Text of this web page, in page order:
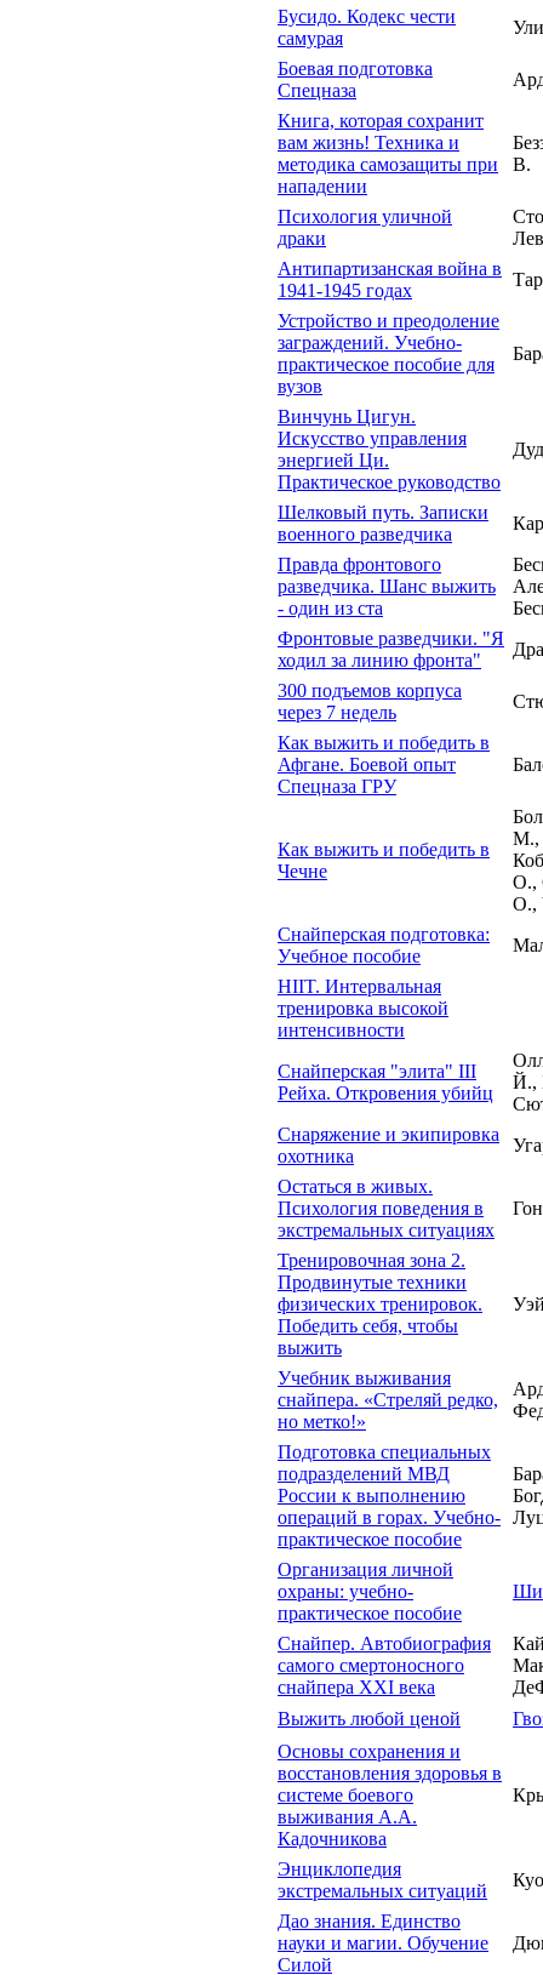
Бусидо. Кодекс чести
самурая
Боевая подготовка
Спецназа
Книга, которая сохранит
вам жизнь! Техника и
методика самозащиты при
нападении
В.
Психология уличной
драки
Антипартизанская война в
1941-1945 годах
Устройство и преодоление
заграждений. Учебно-
практическое пособие для
вузов
Винчунь Цигун.
Искусство управления
энергией Ци.
Практическое руководство
Шелковый путь. Записки
военного разведчика
Правда фронтового
разведчика. Шанс выжить
- один из ста
Фронтовые разведчики. "Я
ходил за линию фронта"
300 подъемов корпуса
через 7 недель
Как выжить и победить в
Афгане. Боевой опыт
Спецназа ГРУ
Как выжить и победить в
Чечне
М.,
О.,
О.,
Снайперская подготовка:
Учебное пособие
HIIT. Интервальная
тренировка высокой
интенсивности
Снайперская "элита" III
Рейха. Откровения убийц
Й.,
Снаряжение и экипировка
охотника
Остаться в живых.
Психология поведения в
экстремальных ситуациях
Тренировочная зона 2.
Продвинутые техники
физических тренировок.
Победить себя, чтобы
выжить
Учебник выживания
снайпера. «Стреляй редко,
но метко!»
Подготовка специальных
подразделений МВД
России к выполнению
операций в горах. Учебно-
практическое пособие
Организация личной
охраны: учебно-
практическое пособие
Снайпер. Автобиография
самого смертоносного
снайпера XXI века
Выжить любой ценой
Основы сохранения и
восстановления здоровья в
системе боевого
выживания А.А.
Кадочникова
Энциклопедия
экстремальных ситуаций
Дао знания. Единство
науки и магии. Обучение
Силой